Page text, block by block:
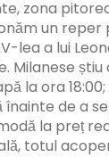
zona
un reper
a lui
Milanese
la ora
de a
la preț
totul